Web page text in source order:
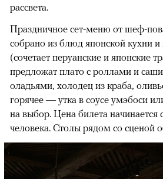
рассвета.
Праздничное сет-меню от шеф-
собрано из блюд японской кухни и
(сочетает перуанские и японские
предложат плато с роллами и
оладьями, холодец из краба,
горячее — утка в соусе умэбоси
на выбор. Цена билета начинается
человека. Столы рядом со сценой